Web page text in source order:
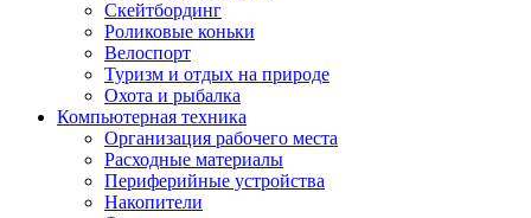
Скейтбординг
Роликовые коньки
Велоспорт
Туризм и отдых на природе
Охота и рыбалка
Компьютерная техника
Организация рабочего места
Расходные материалы
Периферийные устройства
Накопители